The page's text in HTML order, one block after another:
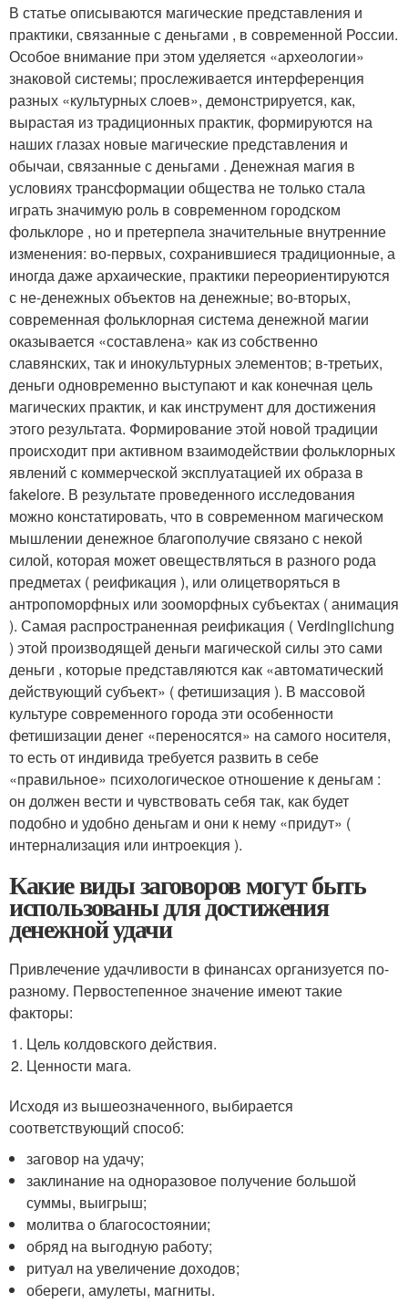
В статье описываются магические представления и
практики, связанные с деньгами , в современной России.
Особое внимание при этом уделяется «археологии»
знаковой системы; прослеживается интерференция
разных «культурных слоев», демонстрируется, как,
вырастая из традиционных практик, формируются на
наших глазах новые магические представления и
обычаи, связанные с деньгами . Денежная магия в
условиях трансформации общества не только стала
играть значимую роль в современном городском
фольклоре , но и претерпела значительные внутренние
изменения: во-первых, сохранившиеся традиционные, а
иногда даже архаические, практики переориентируются
с не-денежных объектов на денежные; во-вторых,
современная фольклорная система денежной магии
оказывается «составлена» как из собственно
славянских, так и инокультурных элементов; в-третьих,
деньги одновременно выступают и как конечная цель
магических практик, и как инструмент для достижения
этого результата. Формирование этой новой традиции
происходит при активном взаимодействии фольклорных
явлений с коммерческой эксплуатацией их образа в
fakelore. В результате проведенного исследования
можно констатировать, что в современном магическом
мышлении денежное благополучие связано с некой
силой, которая может овеществляться в разного рода
предметах ( реификация ), или олицетворяться в
антропоморфных или зооморфных субъектах ( анимация
). Самая распространенная реификация ( Verdinglichung
) этой производящей деньги магической силы это сами
деньги , которые представляются как «автоматический
действующий субъект» ( фетишизация ). В массовой
культуре современного города эти особенности
фетишизации денег «переносятся» на самого носителя,
то есть от индивида требуется развить в себе
«правильное» психологическое отношение к деньгам :
он должен вести и чувствовать себя так, как будет
подобно и удобно деньгам и они к нему «придут» (
интернализация или интроекция ).
Какие виды заговоров могут быть
использованы для достижения
денежной удачи
Привлечение удачливости в финансах организуется по-
разному. Первостепенное значение имеют такие
факторы:
Цель колдовского действия.
Ценности мага.
Исходя из вышеозначенного, выбирается
соответствующий способ:
заговор на удачу;
заклинание на одноразовое получение большой
суммы, выигрыш;
молитва о благосостоянии;
обряд на выгодную работу;
ритуал на увеличение доходов;
обереги, амулеты, магниты.